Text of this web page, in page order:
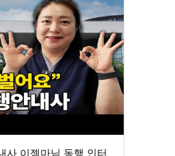
사 이젬마님 동행 인터